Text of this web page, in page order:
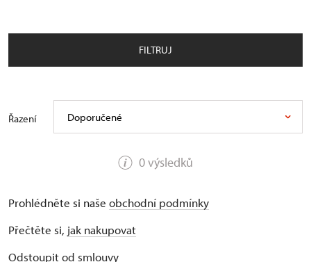
FILTRUJ
0 výsledků
Řazení Doporučené
Prohlédněte si naše obchodní podmínky
Přečtěte si, jak nakupovat
Odstoupit od smlouvy